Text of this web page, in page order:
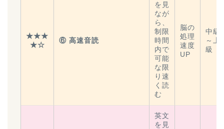
★★★
★☆
⑥ 高速音読
を見
なが
ら、
制限
時間
内で
可能
な限
り速
く読
む
脳の
処理
速度
UP
中級
～上
級
英文
を見